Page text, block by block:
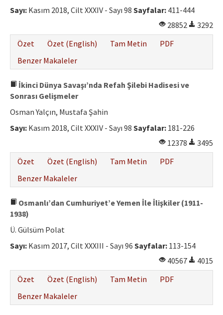
Yazar Rehberi
İletişim
Sayı: Kasım 2018, Cilt XXXIV - Sayı 98 Sayfalar: 411-444
28852
3292
Özet
Özet (English) Tam Metin
PDF
Benzer Makaleler
İkinci Dünya Savaşı’nda Refah Şilebi Hadisesi ve
Sonrası Gelişmeler
Osman Yalçın, Mustafa Şahin
Sayı: Kasım 2018, Cilt XXXIV - Sayı 98 Sayfalar: 181-226
12378
3495
Özet
Özet (English) Tam Metin
PDF
Benzer Makaleler
Osmanlı’dan Cumhuriyet’e Yemen İle İlişkiler (1911-
1938)
Ü. Gülsüm Polat
Sayı: Kasım 2017, Cilt XXXIII - Sayı 96 Sayfalar: 113-154
40567
4015
Özet
Özet (English) Tam Metin
PDF
Benzer Makaleler